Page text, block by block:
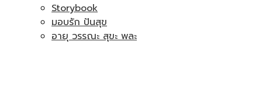
Storybook
มอบรัก ปันสุข
อายุ วรรณะ สุขะ พละ